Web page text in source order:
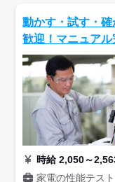
動かす・試す・
歓迎！マニュア
時給 2,050～
家電の性能テスト